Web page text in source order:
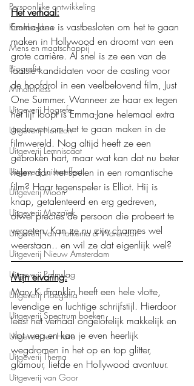
Persoonlijke ontwikkeling
Kookboeken
Mens en maatschappij
Biografie
Mindfulness
Uitgeverij Hogrefe
Uitgeverij Horizon
Uitgeverij Lemniscaat
Uitgeverij Luistereffect
Uitgeverij Moon
Uitgeverij Mozaïek
Uitgeverij Van Holkema & Warendorf
Uitgeverij Nieuw Amsterdam
Uitgeverij Palmslag
Uitgeverij Ploegsma
Uitgeverij Spectrum boeken
Uitgeverij ten Have
Uitgeverij Thema
Uitgeverij van Goor
Het verhaal:
Emma-Jane is vastbesloten om het te gaan
maken in Hollywood en droomt van een
grote carrière. Al snel is ze een van de
laatste kandidaten voor de casting voor
de hoofdrol in een veelbelovend film, Just
One Summer. Wanneer ze haar ex tegen
het lijf loopt is Emma-Jane helemaal extra
gedreven om het te gaan maken in de
filmwereld. Nog altijd heeft ze een
gebroken hart, maar wat kan dat nu beter
helen dan het spelen in een romantische
film? Haar tegenspeler is Elliot. Hij is
knap, getalenteerd en erg gedreven,
ofwel precies de persoon die probeert te
vergeten. Kan ze nu zijn charmes wel
weerstaan.. en wil ze dat eigenlijk wel?
Mijn ervaring:
Mary K. Franklin heeft een hele vlotte,
levendige en luchtige schrijfstijl. Hierdoor
leest het verhaal ongelofelijk makkelijk en
vlot weg en kan je even heerlijk
wegdromen in het op en top glitter,
glamour, liefde en Hollywood avontuur.